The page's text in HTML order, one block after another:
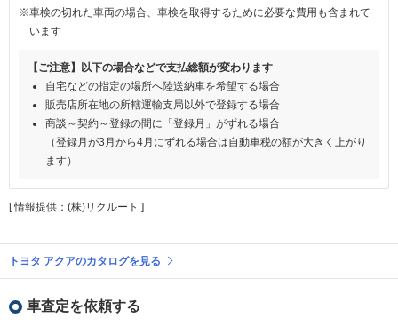
※車検の切れた車両の場合、車検を取得するために必要な費用も含まれて
います
【ご注意】以下の場合などで支払総額が変わります
自宅などの指定の場所へ陸送納車を希望する場合
販売店所在地の所轄運輸支局以外で登録する場合
商談～契約～登録の間に「登録月」がずれる場合
（登録月が3月から4月にずれる場合は自動車税の額が大きく上がり
ます）
[ 情報提供：(株)リクルート ]
トヨタ アクアのカタログを見る
車査定を依頼する